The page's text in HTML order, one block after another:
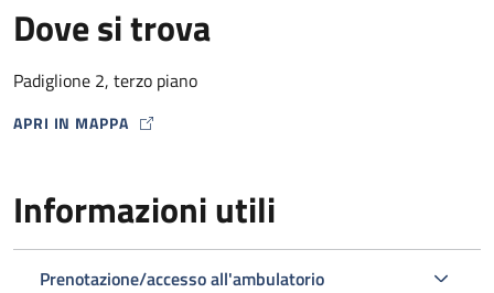
Dove si trova
Padiglione 2, terzo piano
APRI IN MAPPA
MAP ICON
Informazioni utili
Prenotazione/accesso all'ambulatorio